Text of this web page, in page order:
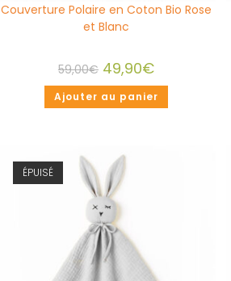
Couverture Polaire en Coton Bio Rose
et Blanc
59,00€ 49,90€
Ajouter au panier
ÉPUISÉ